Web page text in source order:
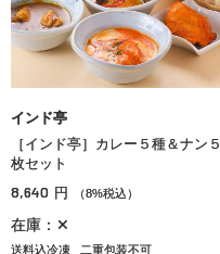
インド亭
［インド亭］カレー５種＆ナン５
枚セット
8,640 円 （8%税込）
在庫：✕
送料込冷凍 二重包装不可